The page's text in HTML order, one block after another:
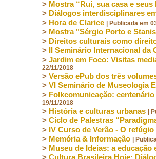
> Mostra “Rui, sua casa e
> Diálogos interdisciplinares
> Hora de Clarice | Publicada em
> Mostra "Sérgio Porto e
> Direitos culturais como
> II Seminário Internacional da
> Jardim em Foco: Visitas
22/11/2018
> Versão ePub dos três
> VI Seminário de Museologia
> Folkcomunicação:
19/11/2018
> História e culturas urbanas |
> Ciclo de Palestras
> IV Curso de Verão - O
> Memória & Informação |
> Museu de Ideias: a educação
> Cultura Brasileira Hoje: